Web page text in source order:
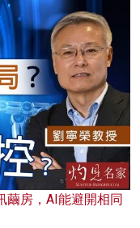
繭房，AI能避開相同